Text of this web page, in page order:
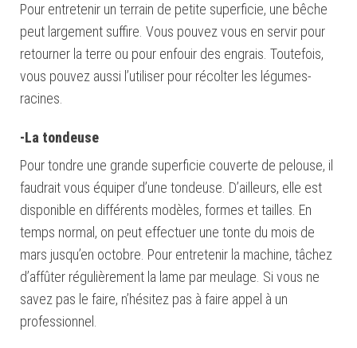
Pour entretenir un terrain de petite superficie, une bêche
peut largement suffire. Vous pouvez vous en servir pour
retourner la terre ou pour enfouir des engrais. Toutefois,
vous pouvez aussi l’utiliser pour récolter les légumes-
racines.
-La tondeuse
Pour tondre une grande superficie couverte de pelouse, il
faudrait vous équiper d’une tondeuse. D’ailleurs, elle est
disponible en différents modèles, formes et tailles. En
temps normal, on peut effectuer une tonte du mois de
mars jusqu’en octobre. Pour entretenir la machine, tâchez
d’affûter régulièrement la lame par meulage. Si vous ne
savez pas le faire, n’hésitez pas à faire appel à un
professionnel.